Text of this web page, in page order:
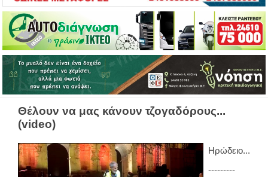
Θέλουν να μας κάνουν τζογαδόρους...
(video)
Ηρώδειο...
---------